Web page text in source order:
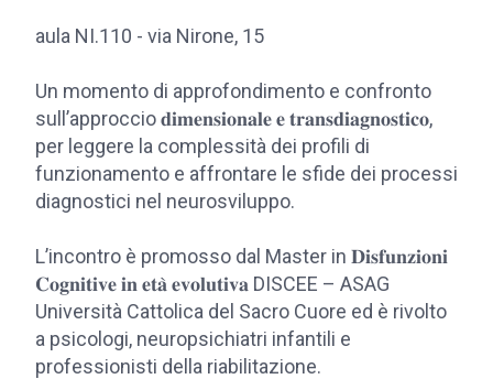
aula NI.110 - via Nirone, 15
Un momento di approfondimento e confronto
sull’approccio 𝐝𝐢𝐦𝐞𝐧𝐬𝐢𝐨𝐧𝐚𝐥𝐞 𝐞 𝐭𝐫𝐚𝐧𝐬𝐝𝐢𝐚𝐠𝐧𝐨𝐬𝐭𝐢𝐜𝐨,
per leggere la complessità dei profili di
funzionamento e affrontare le sfide dei processi
diagnostici nel neurosviluppo.
L’incontro è promosso dal Master in 𝐃𝐢𝐬𝐟𝐮𝐧𝐳𝐢𝐨𝐧𝐢
𝐂𝐨𝐠𝐧𝐢𝐭𝐢𝐯𝐞 𝐢𝐧 𝐞𝐭𝐚̀ 𝐞𝐯𝐨𝐥𝐮𝐭𝐢𝐯𝐚 DISCEE – ASAG
Università Cattolica del Sacro Cuore ed è rivolto
a psicologi, neuropsichiatri infantili e
professionisti della riabilitazione.